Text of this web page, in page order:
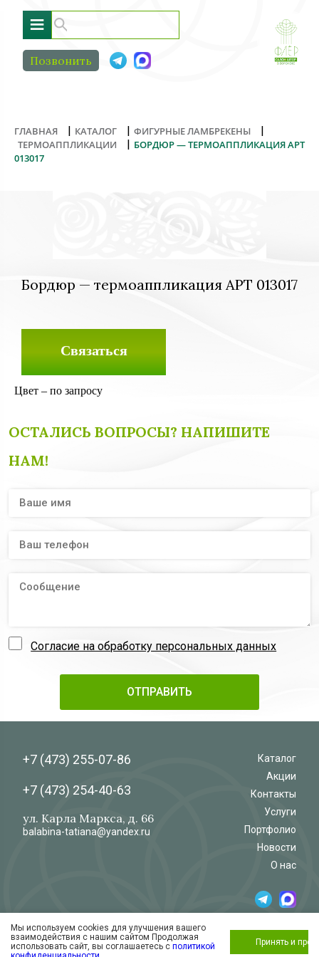
≡
Позвонить
ГЛАВНАЯ | КАТАЛОГ | ФИГУРНЫЕ ЛАМБРЕКЕНЫ |
ТЕРМОАППЛИКАЦИИ | БОРДЮР — ТЕРМОАППЛИКАЦИЯ АРТ
013017
Бордюр — термоаппликация АРТ 013017
Связаться
Цвет – по запросу
ОСТАЛИСЬ ВОПРОСЫ? НАПИШИТЕ
НАМ!
Согласие на обработку персональных данных
+7 (473) 255-07-86
+7 (473) 254-40-63
ул. Карла Маркса, д. 66
balabina-tatiana@yandex.ru
Каталог
Акции
Контакты
Услуги
Портфолио
Новости
О нас
© 2026
Обработка и защита персональных данных
Согласие на обработку персональных
Салон-магазин
«Флёр»
Мы используем cookies для улучшения вашего
взаимодействия с нашим сайтом Продолжая
использовать сайт, вы соглашаетесь с политикой
Принять и